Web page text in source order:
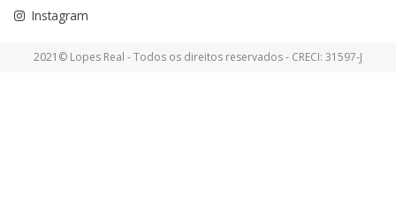
Instagram
2021© Lopes Real - Todos os direitos reservados - CRECI: 31597-J